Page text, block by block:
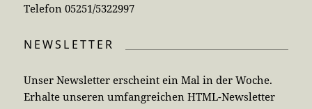
Telefon 05251/5322997
NEWSLETTER
Unser Newsletter erscheint ein Mal in der Woche.
Erhalte unseren umfangreichen HTML-Newsletter